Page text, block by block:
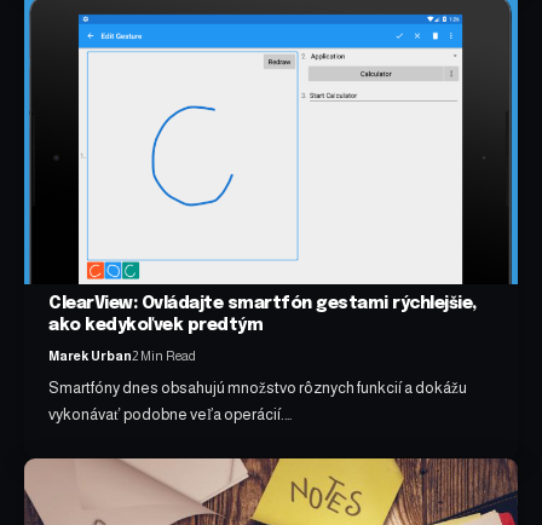
ClearView: Ovládajte smartfón gestami rýchlejšie,
ako kedykoľvek predtým
Marek Urban2 Min Read
Smartfóny dnes obsahujú množstvo rôznych funkcií a dokážu
vykonávať podobne veľa operácií.…